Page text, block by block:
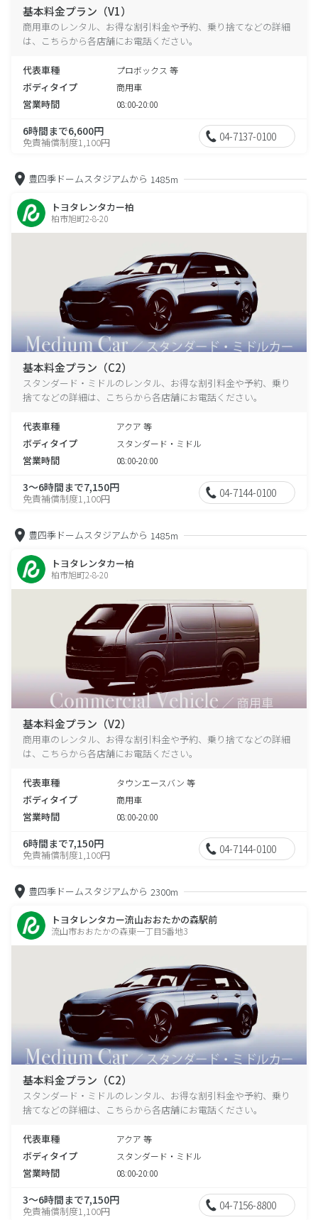
基本料金プラン（V1）
商用車のレンタル、お得な割引料金や予約、乗り捨てなどの詳細
は、こちらから各店舗にお電話ください。
代表車種 プロボックス 等
ボディタイプ 商用車
営業時間 08:00-20:00
6時間まで6,600円
免責補償制度1,100円 04-7137-0100
豊四季ドームスタジアムから 1485m
トヨタレンタカー柏
柏市旭町2-8-20
基本料金プラン（C2）
スタンダード・ミドルのレンタル、お得な割引料金や予約、乗り
捨てなどの詳細は、こちらから各店舗にお電話ください。
代表車種 アクア 等
ボディタイプ スタンダード・ミドル
営業時間 08:00-20:00
3～6時間まで7,150円
免責補償制度1,100円 04-7144-0100
豊四季ドームスタジアムから 1485m
トヨタレンタカー柏
柏市旭町2-8-20
基本料金プラン（V2）
商用車のレンタル、お得な割引料金や予約、乗り捨てなどの詳細
は、こちらから各店舗にお電話ください。
代表車種 タウンエースバン 等
ボディタイプ 商用車
営業時間 08:00-20:00
6時間まで7,150円
免責補償制度1,100円 04-7144-0100
豊四季ドームスタジアムから 2300m
トヨタレンタカー流山おおたかの森駅前
流山市おおたかの森東一丁目5番地3
基本料金プラン（C2）
スタンダード・ミドルのレンタル、お得な割引料金や予約、乗り
捨てなどの詳細は、こちらから各店舗にお電話ください。
代表車種 アクア 等
ボディタイプ スタンダード・ミドル
営業時間 08:00-20:00
3～6時間まで7,150円
免責補償制度1,100円 04-7156-8800